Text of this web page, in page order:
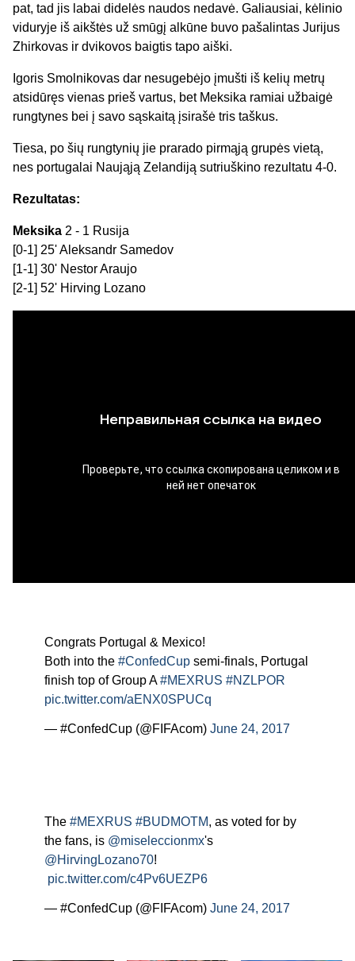
pat, tad jis labai didelės naudos nedavė. Galiausiai, kėlinio
viduryje iš aikštės už smūgį alkūne buvo pašalintas Jurijus
Zhirkovas ir dvikovos baigtis tapo aiški.
Igoris Smolnikovas dar nesugebėjo įmušti iš kelių metrų
atsidūręs vienas prieš vartus, bet Meksika ramiai užbaigė
rungtynes bei į savo sąskaitą įsirašė tris taškus.
Tiesa, po šių rungtynių jie prarado pirmąją grupės vietą,
nes portugalai Naująją Zelandiją sutriuškino rezultatu 4-0.
Rezultatas:
Meksika 2 - 1 Rusija
[0-1] 25' Aleksandr Samedov
[1-1] 30' Nestor Araujo
[2-1] 52' Hirving Lozano
Congrats Portugal & Mexico!
Both into the #ConfedCup semi-finals, Portugal
finish top of Group A#MEXRUS #NZLPOR
pic.twitter.com/aENX0SPUCq
— #ConfedCup (@FIFAcom) June 24, 2017
The #MEXRUS #BUDMOTM, as voted for by
the fans, is @miseleccionmx's
@HirvingLozano70!
pic.twitter.com/c4Pv6UEZP6
— #ConfedCup (@FIFAcom) June 24, 2017